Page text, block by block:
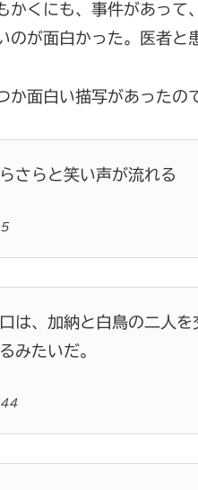
かくにも、事件があって
のが面白かった。医者と
か面白い描写があったの
さらと笑い声が流れる
は、加納と白鳥の二人
みたいだ。